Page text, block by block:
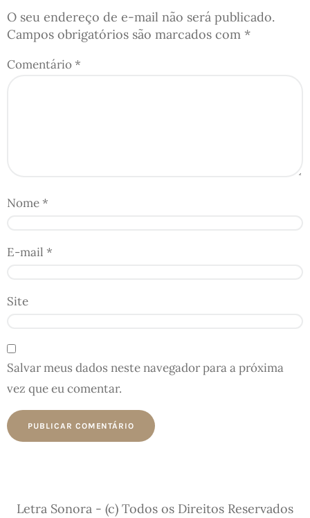
O seu endereço de e-mail não será publicado.
Campos obrigatórios são marcados com *
Comentário*
Nome*
E-mail *
Site
Salvar meus dados neste navegador para a próxima
vez que eu comentar.
Letra Sonora - (c) Todos os Direitos Reservados